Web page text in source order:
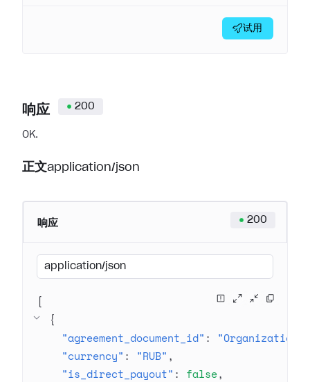
试用
响应 200
OK.
正文application/json
响应 200
application/json
[
{
"agreement_document_id" : "Organization
"currency" : "RUB"
"is_direct_payout" : false